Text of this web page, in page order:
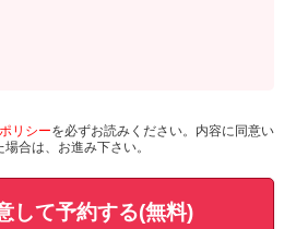
リシーを必ずお読みください。内容に同意い
場合は、お進み下さい。
して予約する(無料)